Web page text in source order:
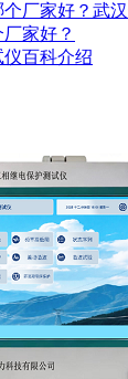
厂家好？武
家好？
百科介绍